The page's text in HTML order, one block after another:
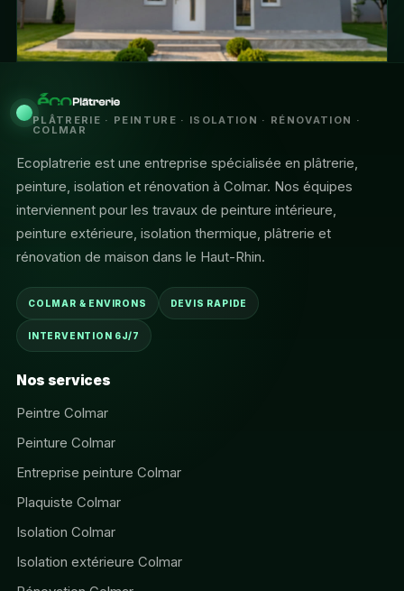
PLÂTRERIE · PEINTURE · ISOLATION · RÉNOVATION ·
COLMAR
Ecoplatrerie est une entreprise spécialisée en plâtrerie,
peinture, isolation et rénovation à Colmar. Nos équipes
interviennent pour les travaux de peinture intérieure,
peinture extérieure, isolation thermique, plâtrerie et
rénovation de maison dans le Haut-Rhin.
COLMAR & ENVIRONS DEVIS RAPIDE
INTERVENTION 6J/7
Nos services
Peintre Colmar
Peinture Colmar
Entreprise peinture Colmar
Plaquiste Colmar
Isolation Colmar
Isolation extérieure Colmar